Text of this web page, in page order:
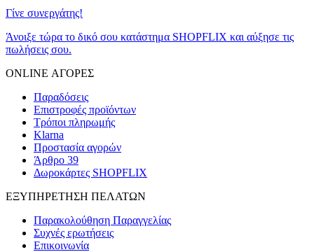
Γίνε συνεργάτης!
Άνοιξε τώρα το δικό σου κατάστημα SHOPFLIX και αύξησε τις
πωλήσεις σου.
ONLINE ΑΓΟΡΕΣ
Παραδόσεις
Επιστροφές προϊόντων
Τρόποι πληρωμής
Klarna
Προστασία αγορών
Άρθρο 39
Δωροκάρτες SHOPFLIX
ΕΞΥΠΗΡΕΤΗΣΗ ΠΕΛΑΤΩΝ
Παρακολούθηση Παραγγελίας
Συχνές ερωτήσεις
Επικοινωνία